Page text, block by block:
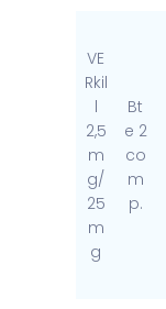
VE
Rkil
l
2,5
m
g/
25
m
g
Bt
e 2
co
m
p.